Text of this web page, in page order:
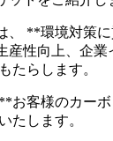
、 **環境対策
産性向上、企
たらします。
お客様のカー
たします。